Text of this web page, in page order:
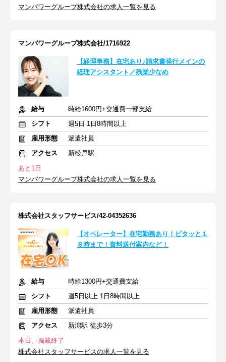
マンパワーグループ株式会社の求人一覧を見る
マンパワーグループ株式会社/1716922
【経理事務】在宅あり♪請求書発行メインの
経理アシスタント／残業少なめ
給与
時給1600円+交通費一部支給
シフト
週5日 1日8時間以上
雇用形態
派遣社員
アクセス
新松戸駅
あと1日
マンパワーグループ株式会社の求人一覧を見る
株式会社スタッフサービス/42-04352636
【オペレーター】在宅勤務あり！ピタッと１
８時まで！資料送付案内など！
給与
時給1300円+交通費支給
シフト
週5日以上 1日8時間以上
雇用形態
派遣社員
アクセス
新潟駅 徒歩3分
本日、掲載終了
株式会社スタッフサービスの求人一覧を見る